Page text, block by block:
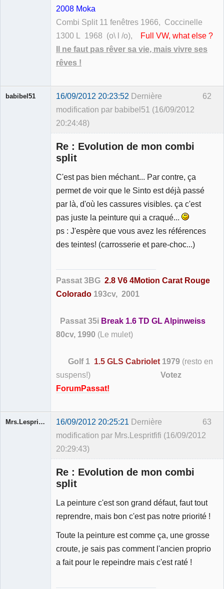
2008 Moka
Combi Split 11 fenêtres 1966, Coccinelle
1300 L 1968 (o\ l /o),
Full VW, what else ?
Il ne faut pas rêver sa vie, mais vivre ses
rêves !
62
babibel51 16/09/2012 20:23:52 Dernière
modification par babibel51 (16/09/2012
20:24:48)
Re : Evolution de mon combi
split
C'est pas bien méchant... Par contre, ça
permet de voir que le Sinto est déjà passé
par là, d'où les cassures visibles. ça c'est
pas juste la peinture qui a craqué...
ps : J'espère que vous avez les références
des teintes! (carrosserie et pare-choc...)
Passat 3BG 2.8 V6 4Motion Carat Rouge
Colorado 193cv, 2001
Passat 35i Break 1.6 TD GL Alpinweiss
80cv, 1990 (Le mulet)
Golf 1 1.5 GLS Cabriolet 1979 (resto en
suspens!) Votez
ForumPassat!
63
Mrs.Lespritfifi 16/09/2012 20:25:21 Dernière
modification par Mrs.Lespritfifi (16/09/2012
20:29:43)
Re : Evolution de mon combi
split
La peinture c'est son grand défaut, faut tout
reprendre, mais bon c'est pas notre priorité !
Toute la peinture est comme ça, une grosse
croute, je sais pas comment l'ancien proprio
a fait pour le repeindre mais c'est raté !